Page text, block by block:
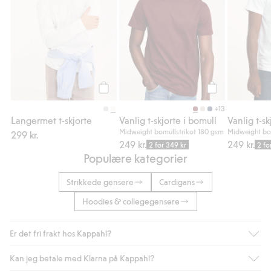
Langermet t-skjorte
299 kr.
Legg til
+13
Vanlig t-skjorte i bomull
Midweight bomullstrikot 180 gsm
249 kr. 2 for 349 kr
Vanlig t-
Midweight
249 kr. 2
Populære kategorier
Strikkede gensere
Cardigans
Hoodies & collegegensere
Er det fri frakt hos Kappahl?
Som medlem i Kappahl Club har du alltid gratis frakt til butikk,
Kan jeg betale med Klarna på Kappahl?